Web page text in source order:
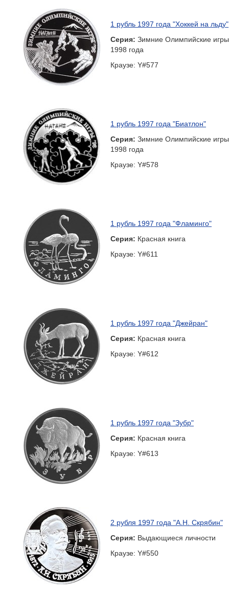
1 рубль 1997 года "Хоккей на льду"
Серия: Зимние Олимпийские игры
1998 года
Краузе: Y#577
1 рубль 1997 года "Биатлон"
Серия: Зимние Олимпийские игры
1998 года
Краузе: Y#578
1 рубль 1997 года "Фламинго"
Серия: Красная книга
Краузе: Y#611
1 рубль 1997 года "Джейран"
Серия: Красная книга
Краузе: Y#612
1 рубль 1997 года "Зубр"
Серия: Красная книга
Краузе: Y#613
2 рубля 1997 года "А.Н. Скрябин"
Серия: Выдающиеся личности
Краузе: Y#550